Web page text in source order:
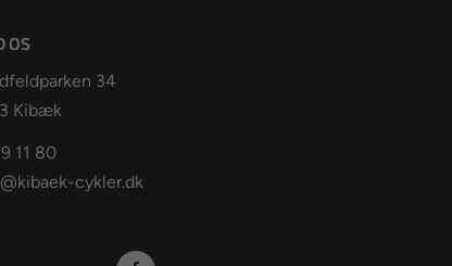
OS
34
Kibæk
11 80
cykler.dk